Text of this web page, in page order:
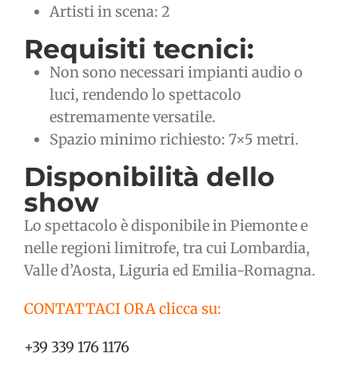
Artisti in scena: 2
Requisiti tecnici:
Non sono necessari impianti audio o
luci, rendendo lo spettacolo
estremamente versatile.
Spazio minimo richiesto: 7×5 metri.
Disponibilità dello
show
Lo spettacolo è disponibile in Piemonte e
nelle regioni limitrofe, tra cui Lombardia,
Valle d’Aosta, Liguria ed Emilia-Romagna.
CONTATTACI ORA clicca su:
+39 339 176 1176